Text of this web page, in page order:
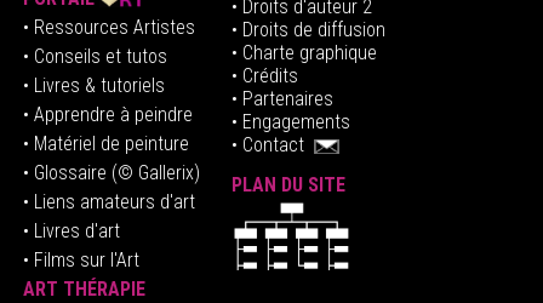
• Ressources Artistes
• Conseils et tutos
• Livres & tutoriels
• Apprendre à peindre
• Matériel de peinture
• Glossaire (© Gallerix)
• Liens amateurs d'art
• Livres d'art
• Films sur l'Art
ART THÉRAPIE
• Droits d'auteur 2
• Droits de diffusion
• Charte graphique
• Crédits
• Partenaires
• Engagements
• Contact
PLAN DU SITE